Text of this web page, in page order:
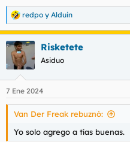
R
e
a
c
c
e
s
redpo y Alduin
Risketete
Asiduo
7 Ene 2024
Van Der Freak rebuznó:
Yo solo agrego a tías buenas.